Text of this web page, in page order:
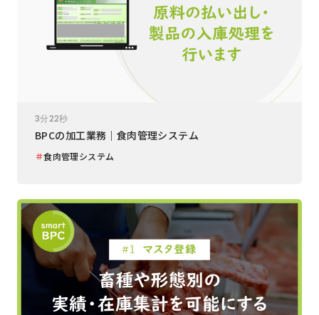
3分22秒
BPCの加工業務｜食肉管理システム
＃食肉管理システム